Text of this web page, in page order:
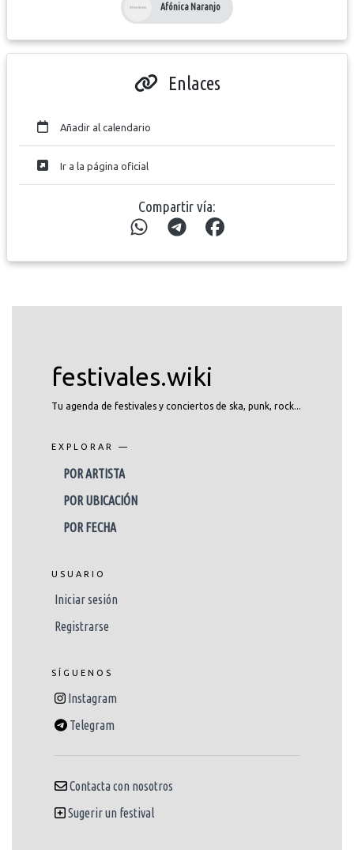
Afónica Naranjo
Enlaces
Añadir al calendario
Ir a la página oficial
Compartir vía:
festivales.wiki
Tu agenda de festivales y conciertos de ska, punk, rock...
EXPLORAR —
POR ARTISTA
POR UBICACIÓN
POR FECHA
USUARIO
Iniciar sesión
Registrarse
SÍGUENOS
Instagram
Telegram
Contacta con nosotros
Sugerir un festival